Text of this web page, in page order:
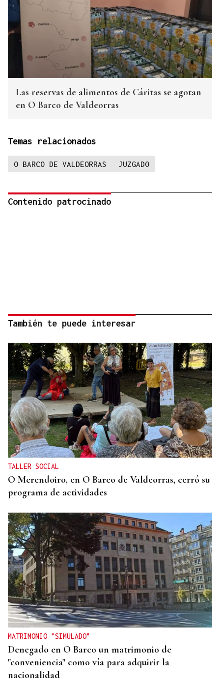
Las reservas de alimentos de Cáritas se agotan
en O Barco de Valdeorras
Temas relacionados
O BARCO DE VALDEORRAS JUZGADO
Contenido patrocinado
También te puede interesar
TALLER SOCIAL
O Merendoiro, en O Barco de Valdeorras, cerró su
programa de actividades
MATRIMONIO "SIMULADO"
Denegado en O Barco un matrimonio de
"conveniencia" como vía para adquirir la
nacionalidad